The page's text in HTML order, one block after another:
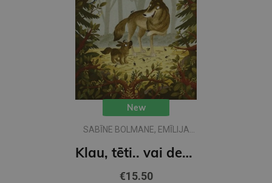
New
SABĪNE BOLMANE, EMĪLIJA
Klau, tēti.. vai desmit ir daudz?
€15.50